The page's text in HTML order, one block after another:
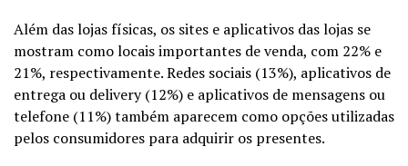
Além das lojas físicas, os sites e aplicativos das lojas se
mostram como locais importantes de venda, com 22% e
21%, respectivamente. Redes sociais (13%), aplicativos de
entrega ou delivery (12%) e aplicativos de mensagens ou
telefone (11%) também aparecem como opções utilizadas
pelos consumidores para adquirir os presentes.